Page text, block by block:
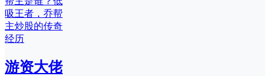
游资大佬